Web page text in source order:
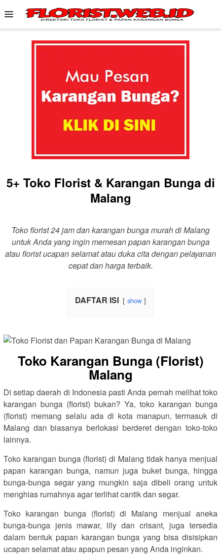
to
content
Mobile
Menu
5+ Toko Florist & Karangan Bunga di
Malang
Toko florist 24 jam dan karangan bunga murah di Malang
untuk Anda yang ingin memesan papan karangan bunga
atau florist ucapan selamat atau duka cita dengan pelayanan
cepat dan harga terbaik.
DAFTAR ISI show
Toko Karangan Bunga (Florist)
Malang
Di setiap daerah di Indonesia pasti Anda pernah melihat toko
karangan bunga (florist) bukan? Ya, toko karangan bunga
(florist) memang selalu ada di kota manapun, termasuk di
Malang dan biasanya berlokasi berderet dengan toko-toko
lainnya.
Toko karangan bunga (florist) di Malang tidak hanya menjual
papan karangan bunga, namun juga buket bunga, hingga
bunga-bunga segar yang mungkin saja dibeli orang untuk
menghias rumahnya agar terlihat cantik dan segar.
Toko karangan bunga (florist) di Malang menjual aneka
bunga-bunga jenis mawar, lily dan crisant, juga tersedia
dalam bentuk papan karangan bunga yang bisa disisipkan
ucapan selamat atau apapun pesan yang Anda inginkan.